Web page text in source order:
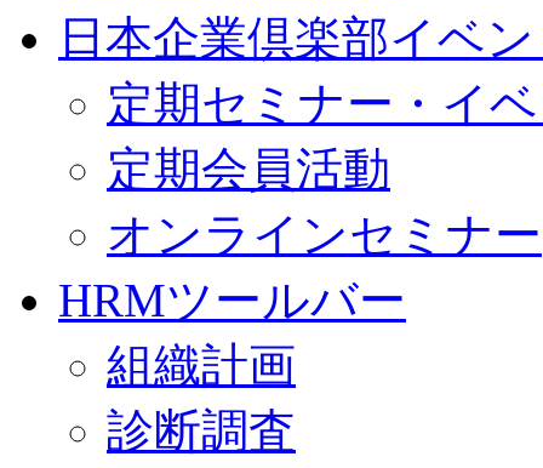
日本企業倶楽部イベ
定期セミナー・イ
定期会員活動
オンラインセミナー
HRMツールバー
組織計画
診断調査